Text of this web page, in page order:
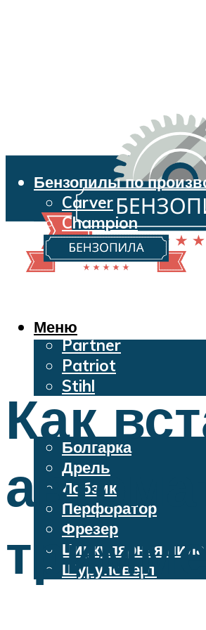
Бензопилы по
Carver
Champion
Echo
Husqvarna
Oleo-Mac
Partner
Patriot
Stihl
Бензопилы
Электроинструменты
Болгарка
Дрель
Лобзик
Перфоратор
Фрезер
Циркулярная пила
Шуруповерт
Меню
Как